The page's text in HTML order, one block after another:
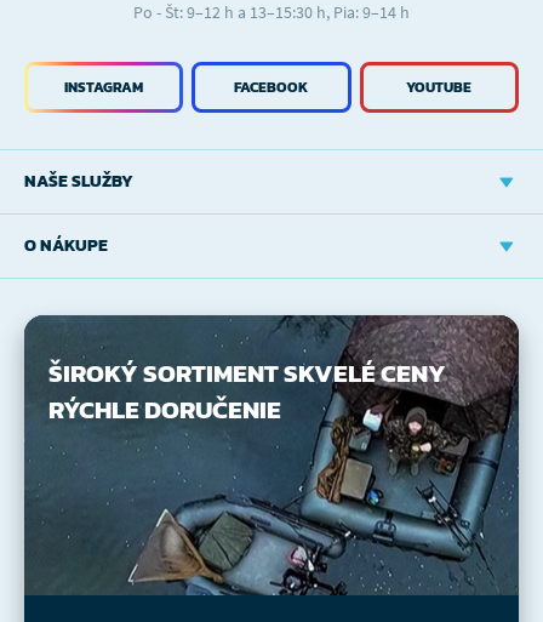
NAŠE SLUŽBY
O NÁKUPE
INSTAGRAM FACEBOOK YOUTUBE
Po - Št: 9–12 h a 13–15:30 h, Pia: 9–14 h
ŠIROKÝ SORTIMENTSKVELÉ CENY
RÝCHLE DORUČENIE